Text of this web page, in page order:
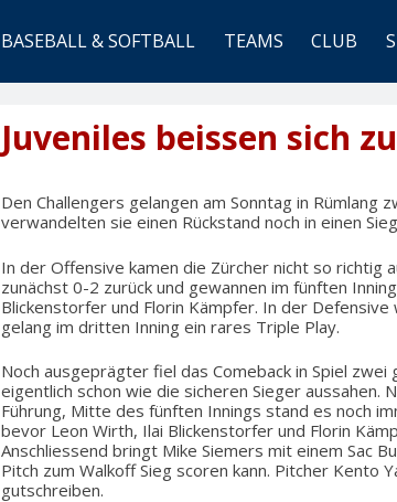
BASEBALL & SOFTBALL TEAMS CLUB
Juveniles beissen sich
Den Challengers gelangen am Sonntag in
verwandelten sie einen Rückstand noch in einen
In der Offensive kamen die Zürcher nicht so richtig
zunächst 0-2 zurück und gewannen im fünften
Blickenstorfer und Florin Kämpfer. In der
gelang im dritten Inning ein rares Triple Play.
Noch ausgeprägter fiel das Comeback in Spiel
eigentlich schon wie die sicheren Sieger aussahen.
Führung, Mitte des fünften Innings stand es noch
bevor Leon Wirth, Ilai Blickenstorfer und Florin
Anschliessend bringt Mike Siemers mit einem Sac
Pitch zum Walkoff Sieg scoren kann. Pitcher Kento
gutschreiben.